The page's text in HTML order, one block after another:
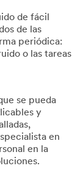
de fácil
de las
periódica:
o las tareas
se pueda
y
en
en la